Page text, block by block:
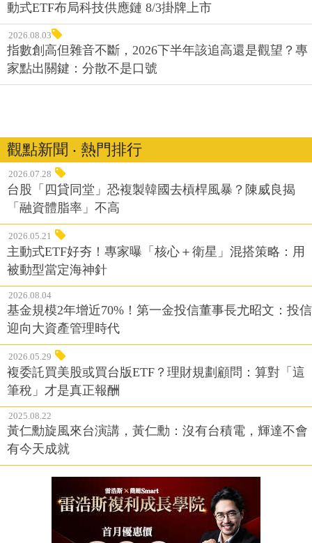
動式ETF布局科技供應鏈 8/3掛牌上市
2026.08.03
指數創高但雜音不斷，2026下半年該追高還是觀望？專
家點出關鍵：分散不是口號
觀點新聞 ‧ 熱門排行
2026.07.28
台股「四貸同堂」恐複製韓國去槓桿風暴？陳威良揭
「融資體脂率」不高
2026.05.21
主動式ETF好夯！專家曝「核心＋衛星」混搭策略：用
被動型當定海神針
2026.08.04
基金規模2年增近70%！第一金投信董事長尤昭文：投信
迎向大資產管理時代
2026.05.29
複委託買美股或買台版ETF？理財規劃顧問：算對「這
筆稅」才是真正報酬
2025.08.22
黃仁勳旋風來台演講，黃仁勳：沒有台積電，輝達不會
有今天成就